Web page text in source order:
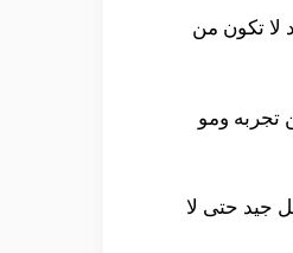
لا تكون من
تجربه ومو
جيد حتى لا